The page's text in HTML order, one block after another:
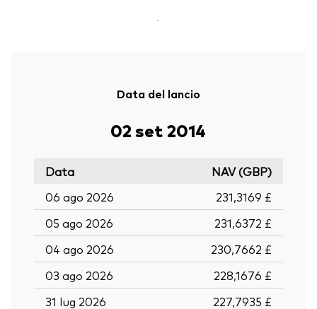
-
Data del lancio
02 set 2014
Data
NAV (GBP)
06 ago 2026
231,3169 £
05 ago 2026
231,6372 £
04 ago 2026
230,7662 £
03 ago 2026
228,1676 £
31 lug 2026
227,7935 £